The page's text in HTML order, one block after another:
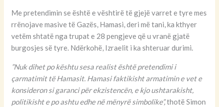
Me pretendimin se është e vështirë të gjejë varret e tyre mes
rrënojave masive të Gazës, Hamasi, deri më tani, ka kthyer
vetëm shtatë nga trupat e 28 pengjeve që u vranë gjatë
burgosjes së tyre. Ndërkohë, Izraelit i ka shteruar durimi.
”Nuk dihet po kështu sesa realist është pretendimi i
çarmatimit të Hamasit. Hamasi faktikisht armatimin e vet e
konsideron si garanci për ekzistencën, e kjo ushtarakisht,
politikisht e po ashtu edhe në mënyrë simbolike”,thotë Simon